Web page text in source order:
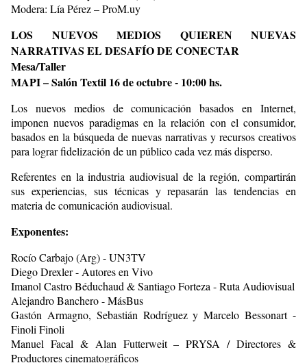
Modera: Lía Pérez – ProM.uy
LOS NUEVOS MEDIOS QUIEREN NUEVAS
NARRATIVAS EL DESAFÍO DE CONECTAR
Mesa/Taller
MAPI – Salón Textil 16 de octubre - 10:00 hs.
Los nuevos medios de comunicación basados en Internet,
imponen nuevos paradigmas en la relación con el consumidor,
basados en la búsqueda de nuevas narrativas y recursos creativos
para lograr fidelización de un público cada vez más disperso.
Referentes en la industria audiovisual de la región, compartirán
sus experiencias, sus técnicas y repasarán las tendencias en
materia de comunicación audiovisual.
Exponentes:
Rocío Carbajo (Arg) - UN3TV
Diego Drexler - Autores en Vivo
Imanol Castro Béduchaud & Santiago Forteza - Ruta Audiovisual
Alejandro Banchero - MásBus
Gastón Armagno, Sebastián Rodríguez y Marcelo Bessonart -
Finoli Finoli
Manuel Facal & Alan Futterweit – PRYSA / Directores &
Productores cinematográficos